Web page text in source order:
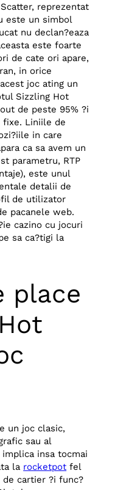
reprezentat
este un simbol
nu declan?eaza
este foarte
de cate ori apare,
in orice
joc ating un
Sizzling Hot
de peste 95% ?i
fixe. Liniile de
in care
ca sa avem un
parametru, RTP
este unul
detalii de
de utilizator
pacanele web.
cazino cu jocuri
sa ca?tigi la
place
un joc clasic,
sau al
insa tocmai
la rocketpot fel
cartier ?i func?